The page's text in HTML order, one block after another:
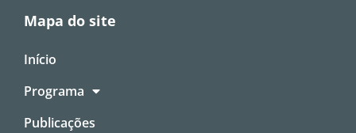
Mapa do site
Início
Programa
Publicações